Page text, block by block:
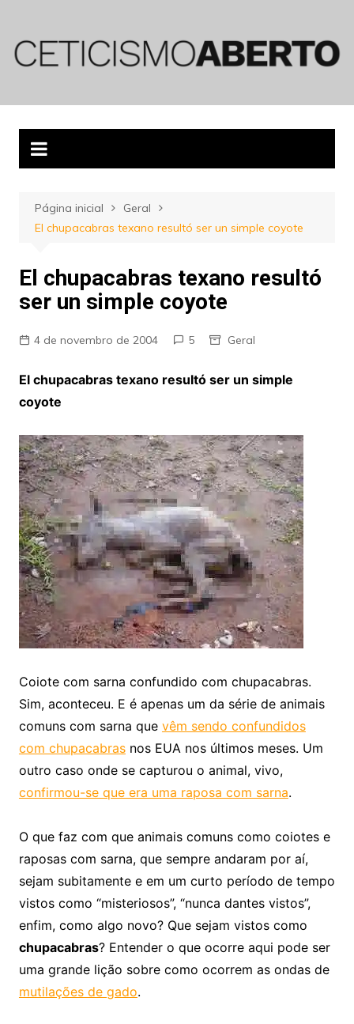
conteúdo
Página inicial
Geral
El chupacabras texano resultó ser un simple coyote
El chupacabras texano resultó
ser un simple coyote
4 de novembro de 2004 5 Geral
El chupacabras texano resultó ser un simple
coyote
Coiote com sarna confundido com chupacabras.
Sim, aconteceu. E é apenas um da série de animais
comuns com sarna que vêm sendo confundidos
com chupacabrasnos EUA nos últimos meses. Um
outro caso onde se capturou o animal, vivo,
confirmou-se que era uma raposa com sarna.
O que faz com que animais comuns como coiotes e
raposas com sarna, que sempre andaram por aí,
sejam subitamente e em um curto período de tempo
vistos como “misteriosos”, “nunca dantes vistos”,
enfim, como algo novo? Que sejam vistos como
chupacabras? Entender o que ocorre aqui pode ser
uma grande lição sobre como ocorrem as ondas de
mutilações de gado.